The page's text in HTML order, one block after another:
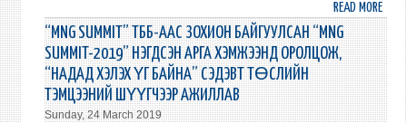
READ MORE
“MNG SUMMIT” ТББ-ААС ЗОХИОН БАЙГУУЛСАН “MNG
SUMMIT-2019” НЭГДСЭН АРГА ХЭМЖЭЭНД ОРОЛЦОЖ,
“НАДАД ХЭЛЭХ ҮГ БАЙНА” СЭДЭВТ ТӨСЛИЙН
ТЭМЦЭЭНИЙ ШҮҮГЧЭЭР АЖИЛЛАВ
Sunday, 24 March 2019